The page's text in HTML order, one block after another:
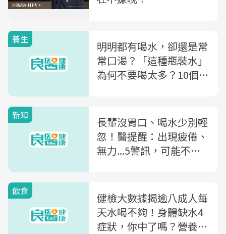
養生
明明都有喝水，卻還是常
常口渴？「這種瓶裝水」
為何不要喝太多？10個喝
新知
長輩沒胃口、喝水少別輕
忽！醫提醒：出現疲倦、
無力...5警訊，可能不是
飲食
健檢大數據揭逾八成人每
天水喝不夠！身體缺水4
症狀，你中了嗎？營養師